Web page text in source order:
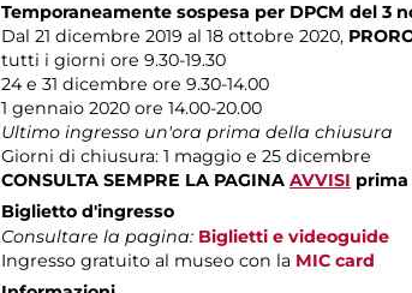
Temporaneamente sospesa per DPCM del 3
Dal 21 dicembre 2019 al 18 ottobre 2020,
tutti i giorni ore 9.30-19.30
24 e 31 dicembre ore 9.30-14.00
1 gennaio 2020 ore 14.00-20.00
Ultimo ingresso un'ora prima della chiusura
Giorni di chiusura: 1 maggio e 25 dicembre
CONSULTA SEMPRE LA PAGINA AVVISI prima
Biglietto d'ingresso
Consultare la pagina: Biglietti e videoguide
Ingresso gratuito al museo con la MIC card